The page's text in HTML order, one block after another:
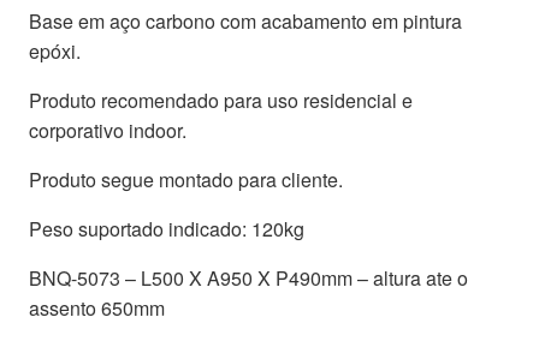
Base em aço carbono com acabamento em pintura
epóxi.
Produto recomendado para uso residencial e
corporativo indoor.
Produto segue montado para cliente.
Peso suportado indicado: 120kg
BNQ-5073 – L500 X A950 X P490mm – altura ate o
assento 650mm